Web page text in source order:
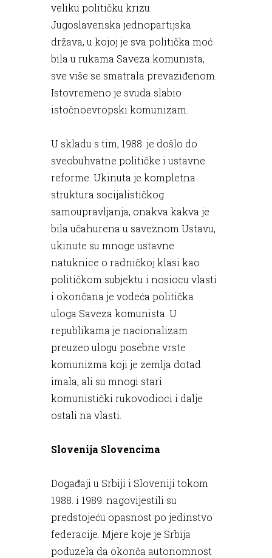
veliku političku krizu.
Jugoslavenska jednopartijska
država, u kojoj je sva politička moć
bila u rukama Saveza komunista,
sve više se smatrala prevaziđenom.
Istovremeno je svuda slabio
istočnoevropski komunizam.
U skladu s tim, 1988. je došlo do
sveobuhvatne političke i ustavne
reforme. Ukinuta je kompletna
struktura socijalističkog
samoupravljanja, onakva kakva je
bila učahurena u saveznom Ustavu,
ukinute su mnoge ustavne
natuknice o radničkoj klasi kao
političkom subjektu i nosiocu vlasti
i okončana je vodeća politička
uloga Saveza komunista. U
republikama je nacionalizam
preuzeo ulogu posebne vrste
komunizma koji je zemlja dotad
imala, ali su mnogi stari
komunistički rukovodioci i dalje
ostali na vlasti.
Slovenija Slovencima
Događaji u Srbiji i Sloveniji tokom
1988. i 1989. nagovijestili su
predstojeću opasnost po jedinstvo
federacije. Mjere koje je Srbija
poduzela da okonča autonomnost